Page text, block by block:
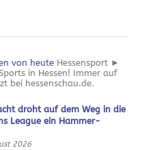
von heute Hessensport ►
in Hessen! Immer auf
bei hessenschau.de.
droht auf dem Weg in die
League ein Hammer-
2026